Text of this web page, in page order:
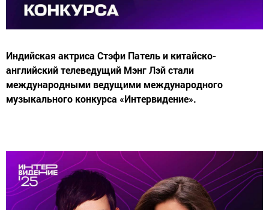
Индийская актриса Стэфи Патель и китайско-
английский телеведущий Мэнг Лэй стали
международными ведущими международного
музыкального конкурса «Интервидение».